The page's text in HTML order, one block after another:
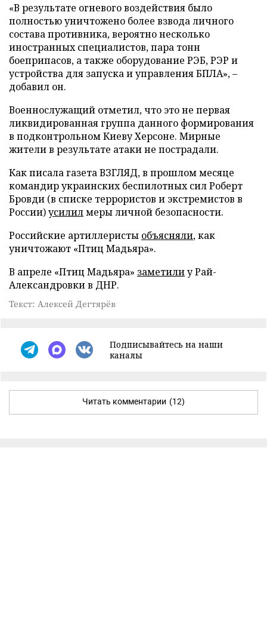
«В результате огневого воздействия было
полностью уничтожено более взвода личного
состава противника, вероятно несколько
иностранных специалистов, пара тонн
боеприпасов, а также оборудование РЭБ, РЭР и
устройства для запуска и управления БПЛА», –
добавил он.
Военнослужащий отметил, что это не первая
ликвидированная группа данного формирования
в подконтрольном Киеву Херсоне. Мирные
жители в результате атаки не пострадали.
Как писала газета ВЗГЛЯД, в прошлом месяце
командир украинских беспилотных сил Роберт
Бровди (в списке террористов и экстремистов в
России)усилилмеры личной безопасности.
Российские артиллеристы объясняли, как
уничтожают «Птиц Мадьяра».
В апреле «Птиц Мадьяра» заметилиу Рай-
Александровки в ДНР.
Текст: Алексей Дегтярёв
Подписывайтесь на наши
каналы
Читать комментарии (12)